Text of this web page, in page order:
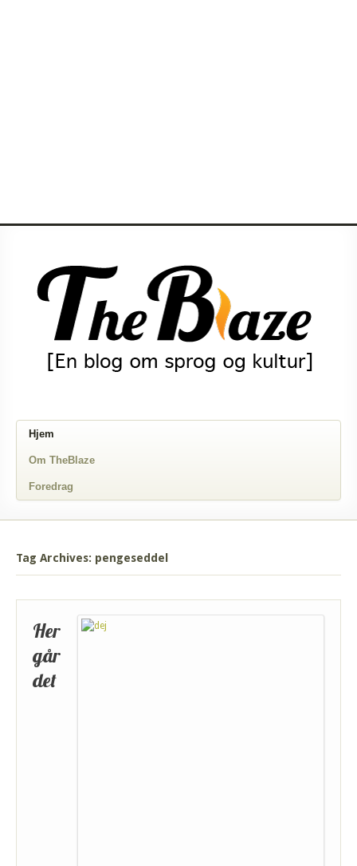
Hjem
Om TheBlaze
Foredrag
Tag Archives: pengeseddel
Her
går
det